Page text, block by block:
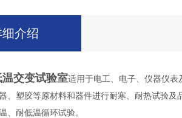
介绍
交变试验室适用于电工、电子、仪器仪
、塑胶等原材料和器件进行耐寒、耐热试验
、耐低温循环试验。